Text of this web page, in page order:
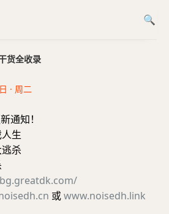
货全收录
· 周二
通知！
生
杀
或www.noisedh.link